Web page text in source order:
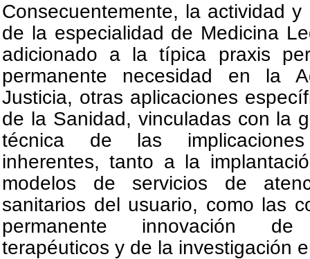
Consecuentemente, la actividad
de la especialidad de Medicina
adicionado a la típica praxis
permanente necesidad en la
Justicia, otras aplicaciones
de la Sanidad, vinculadas con la
técnica de las implicaciones
inherentes, tanto a la
modelos de servicios de
sanitarios del usuario, como las
permanente innovación de
terapéuticos y de la investigación